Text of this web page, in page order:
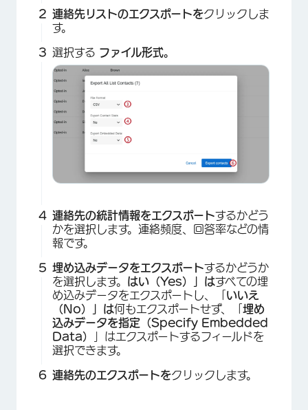
連絡先リストのエクスポートをクリックしま
す。
選択する ファイル形式。
連絡先の統計情報をエクスポートするかどう
かを選択します。連絡頻度、回答率などの情
報です。
埋め込みデータをエクスポートするかどうか
を選択します。 はい（Yes）」はすべての埋
め込みデータをエクスポートし、「 いいえ
（No）」は何もエクスポートせず、「 埋め
込みデータを指定（Specify Embedded
Data）
」はエクスポートするフィールドを
選択できます。
連絡先のエクスポートをクリックします。